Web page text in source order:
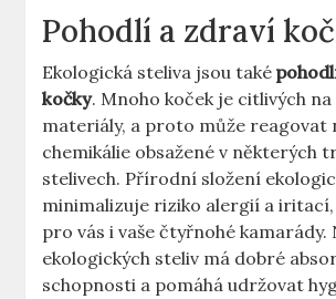
Pohodlí a zdraví
Ekologická steliva jsou také
kočky. Mnoho koček je citlivých
materiály, a proto může reagovat
chemikálie obsažené v některých
stelivech. Přírodní složení
minimalizuje riziko alergií a iritací,
pro vás i vaše čtyřnohé kamarády.
ekologických steliv má dobré
schopnosti a pomáhá udržovat